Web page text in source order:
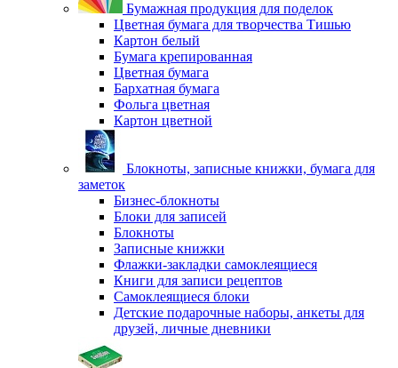
Бумажная продукция для поделок
Цветная бумага для творчества Тишью
Картон белый
Бумага крепированная
Цветная бумага
Бархатная бумага
Фольга цветная
Картон цветной
Блокноты, записные книжки, бумага для
заметок
Бизнес-блокноты
Блоки для записей
Блокноты
Записные книжки
Флажки-закладки самоклеящиеся
Книги для записи рецептов
Самоклеящиеся блоки
Детские подарочные наборы, анкеты для
друзей, личные дневники